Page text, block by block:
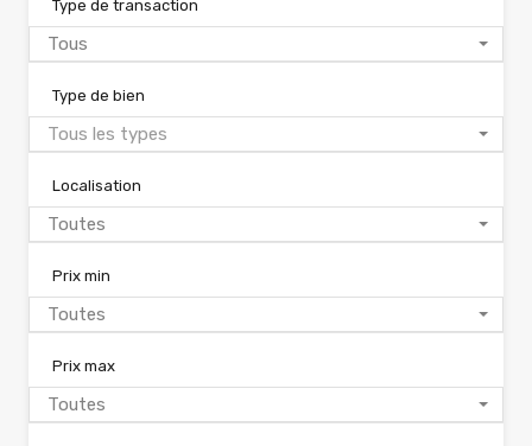
Type de transaction
Tous
Type de bien
Tous les types
Localisation
Toutes
Prix min
Toutes
Prix max
Toutes